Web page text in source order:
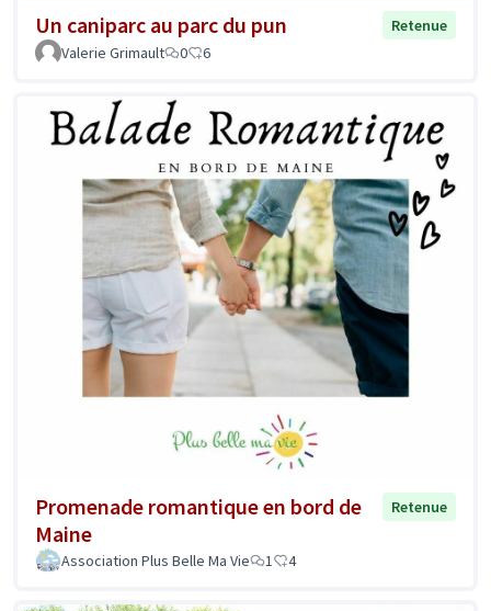
Un caniparc au parc du pun
Retenue
Valerie Grimault
0 6
Promenade romantique en bord de
Maine
Retenue
Association Plus Belle Ma Vie 1 4